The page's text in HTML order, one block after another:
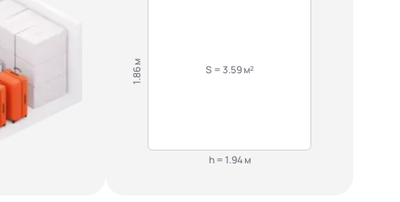
S = 3.59 м²
1.86 м
h = 1.94 м